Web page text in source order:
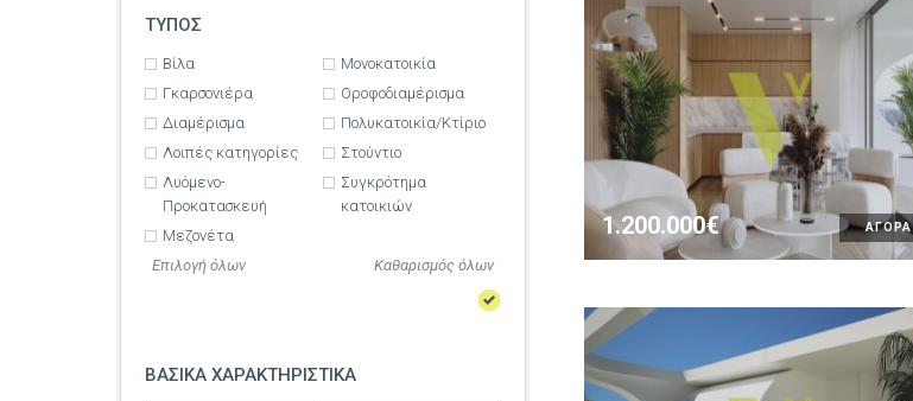
ΤΥΠΟΣ
Βίλα
Γκαρσονιέρα
Διαμέρισμα
Λοιπές κατηγορίες
Λυόμενο-
Προκατασκευή
Μεζονέτα
Μονοκατοικία
Οροφοδιαμέρισμα
Πολυκατοικία/Κτίριο
Στούντιο
Συγκρότημα
κατοικιών
Επιλογή όλων
ΒΑΣΙΚΑ ΧΑΡΑΚΤΗΡΙΣΤΙΚΑ
ΑΓΟΡΑ
1.200.000€